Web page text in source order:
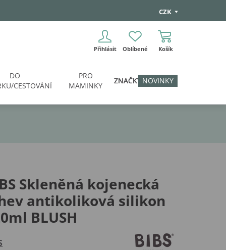
CZK
Přihlásit Oblíbené Košík
DO
CESTOVÁNÍ
PRO
MAMINKY
ZNAČKY NOVINKY
Skleněná kojenecká
antikoliková silikon
BLUSH